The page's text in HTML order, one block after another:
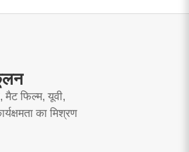
मैट फिल्म, यूवी,
का मिश्रण